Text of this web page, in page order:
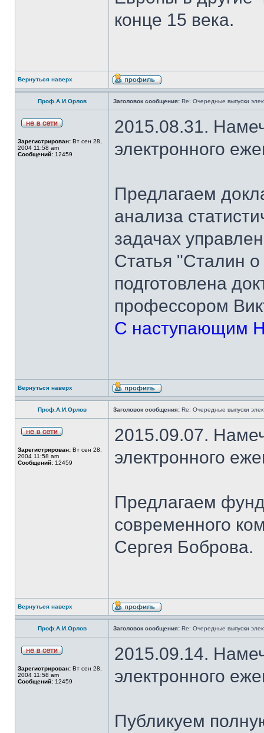
конце 15 века.
Вернуться наверх
Проф.А.И.Орлов Заголовок сообщения: Re: Очередные выпуски
Зарегистрирован: Вт сен 28,
2004 11:58 am
Сообщений: 12459
2015.08.31.
электронного
Предлагаем
анализа
задачах
Статья "Сталин
подготовлена
профессором
С наступающим
Вернуться наверх
Проф.А.И.Орлов Заголовок сообщения: Re: Очередные выпуски
Зарегистрирован: Вт сен 28,
2004 11:58 am
Сообщений: 12459
2015.09.07.
электронного
Предлагаем
современного
Сергея Боброва.
Вернуться наверх
Проф.А.И.Орлов Заголовок сообщения: Re: Очередные выпуски
Зарегистрирован: Вт сен 28,
2004 11:58 am
Сообщений: 12459
2015.09.14.
электронного
Публикуем